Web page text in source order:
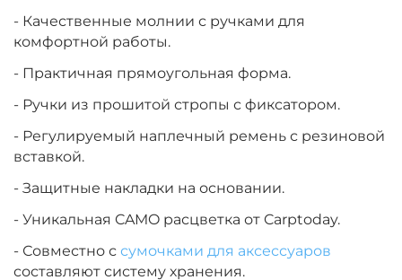
- Качественные молнии с ручками для
комфортной работы.
- Практичная прямоугольная форма.
- Ручки из прошитой стропы с фиксатором.
- Регулируемый наплечный ремень с резиновой
вставкой.
- Защитные накладки на основании.
- Уникальная CAMO расцветка от Carptoday.
- Совместно с сумочками для аксессуаров
составляют систему хранения.